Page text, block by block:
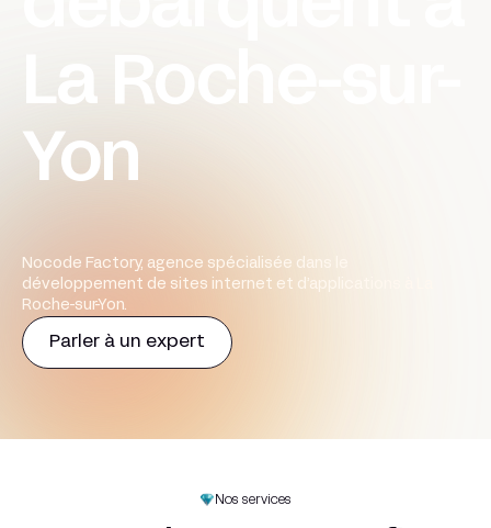
La Roche-sur-
Yon
Nocode Factory, agence spécialisée dans le
développement de sites internet et d’applications à La
Roche-sur-Yon.
Parler à un expert
Nos services